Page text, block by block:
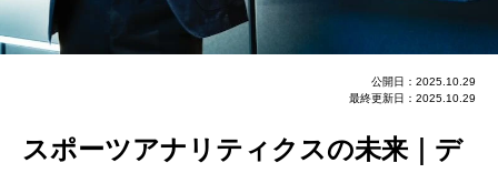
公開日：2025.10.29
最終更新日：2025.10.29
スポーツアナリティクスの未来｜デ